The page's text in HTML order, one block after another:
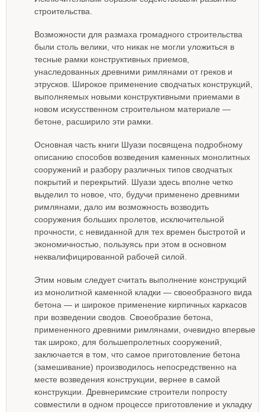
строительства.
Возможности для размаха громадного строительства
были столь велики, что никак не могли уложиться в
тесные рамки конструктивных приемов,
унаследованных древними римлянами от греков и
этрусков. Широкое применение сводчатых конструкций,
выполняемых новыми конструктивными приемами в
новом искусственном строительном материале —
бетоне, расширило эти рамки.
Основная часть книги Шуази посвящена подробному
описанию способов возведения каменных монолитных
сооружений и разбору различных типов сводчатых
покрытий и перекрытий. Шуази здесь вполне четко
выделил то новое, что, будучи применено древними
римлянами, дало им возможность возводить
сооружения больших пролетов, исключительной
прочности, с невиданной для тех времен быстротой и
экономичностью, пользуясь при этом в основном
неквалифицированной рабочей силой.
Этим новым следует считать выполнение конструкций
из монолитной каменной кладки — своеобразного вида
бетона — и широкое применение кирпичных каркасов
при возведении сводов. Своеобразие бетона,
примененного древними римлянами, очевидно впервые
так широко, для большепролетных сооружений,
заключается в том, что самое приготовление бетона
(замешивание) производилось непосредственно на
месте возведения конструкции, вернее в самой
конструкции. Древнеримские строители попросту
совместили в одном процессе приготовление и укладку